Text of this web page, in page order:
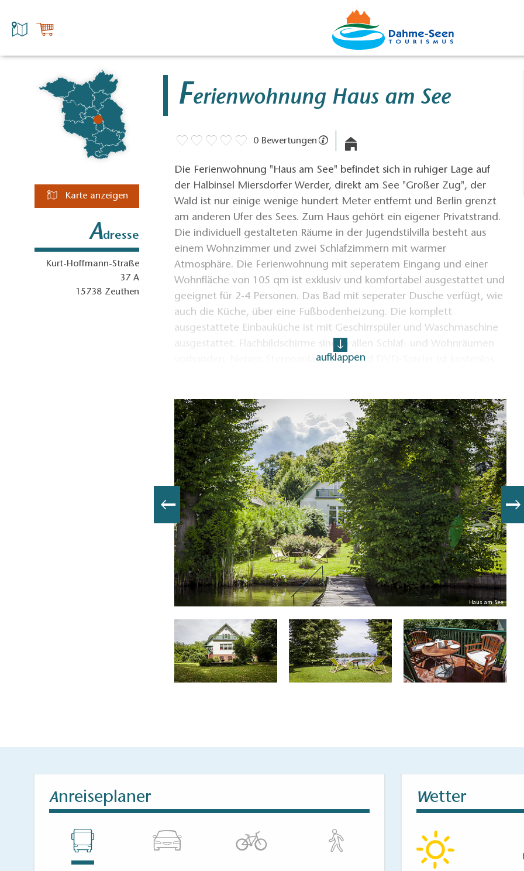
Karte anzeigen
Adresse
Kurt-Hoffmann-Straße
37 A
15738 Zeuthen
Ferienwohnung Haus am See
0 Bewertungen
Die Ferienwohnung "Haus am See" befindet sich in ruhiger Lage auf
der Halbinsel Miersdorfer Werder, direkt am See "Großer Zug", der
Wald ist nur einige wenige hundert Meter entfernt und Berlin grenzt
am anderen Ufer des Sees. Zum Haus gehört ein eigener Privatstrand.
Die individuell gestalteten Räume in der Jugendstilvilla besteht aus
einem Wohnzimmer und zwei Schlafzimmern mit warmer
Atmosphäre. Die Ferienwohnung mit seperatem Eingang und einer
Wohnfläche von 105 qm ist exklusiv und komfortabel ausgestattet und
geeignet für 2-4 Personen. Das Bad mit seperater Dusche verfügt, wie
auch die Küche, über eine Fußbodenheizung. Die komplett
ausgestattete Einbauküche ist mit Geschirrspüler und Waschmaschine
ausgestattet. Flachbildschirme sind in allen Schlaf- und Wohnräumen
vorhanden. Neben Stereoanlage, CD- und DVD-Spieler ist kostenlos
zur kostenlosen Nutzung bereit, Garage, Bootsliegeplatz (bis 15 m),
Kajak, Windsurfequigment, SUP-Board, Segelboot, führerscheinfreie
Außenborder für Segel- und Ruderboot sind gegen Gebühr nutzbar.
aufklappen
Haus am See
Anreiseplaner Wetter